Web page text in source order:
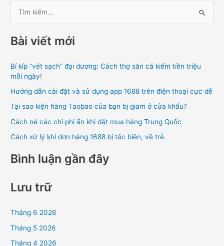
m
i
ế
m
:
Bài viết mới
Bí kíp “vét sạch” đại dương: Cách thợ săn cá kiếm tiền triệu
mỗi ngày!
Hướng dẫn cài đặt và sử dụng app 1688 trên điện thoại cực dễ
Tại sao kiện hàng Taobao của bạn bị giam ở cửa khẩu?
Cách né các chi phí ẩn khi đặt mua hàng Trung Quốc
Cách xử lý khi đơn hàng 1688 bị tắc biên, về trễ.
Bình luận gần đây
Lưu trữ
Tháng 6 2026
Tháng 5 2026
Tháng 4 2026